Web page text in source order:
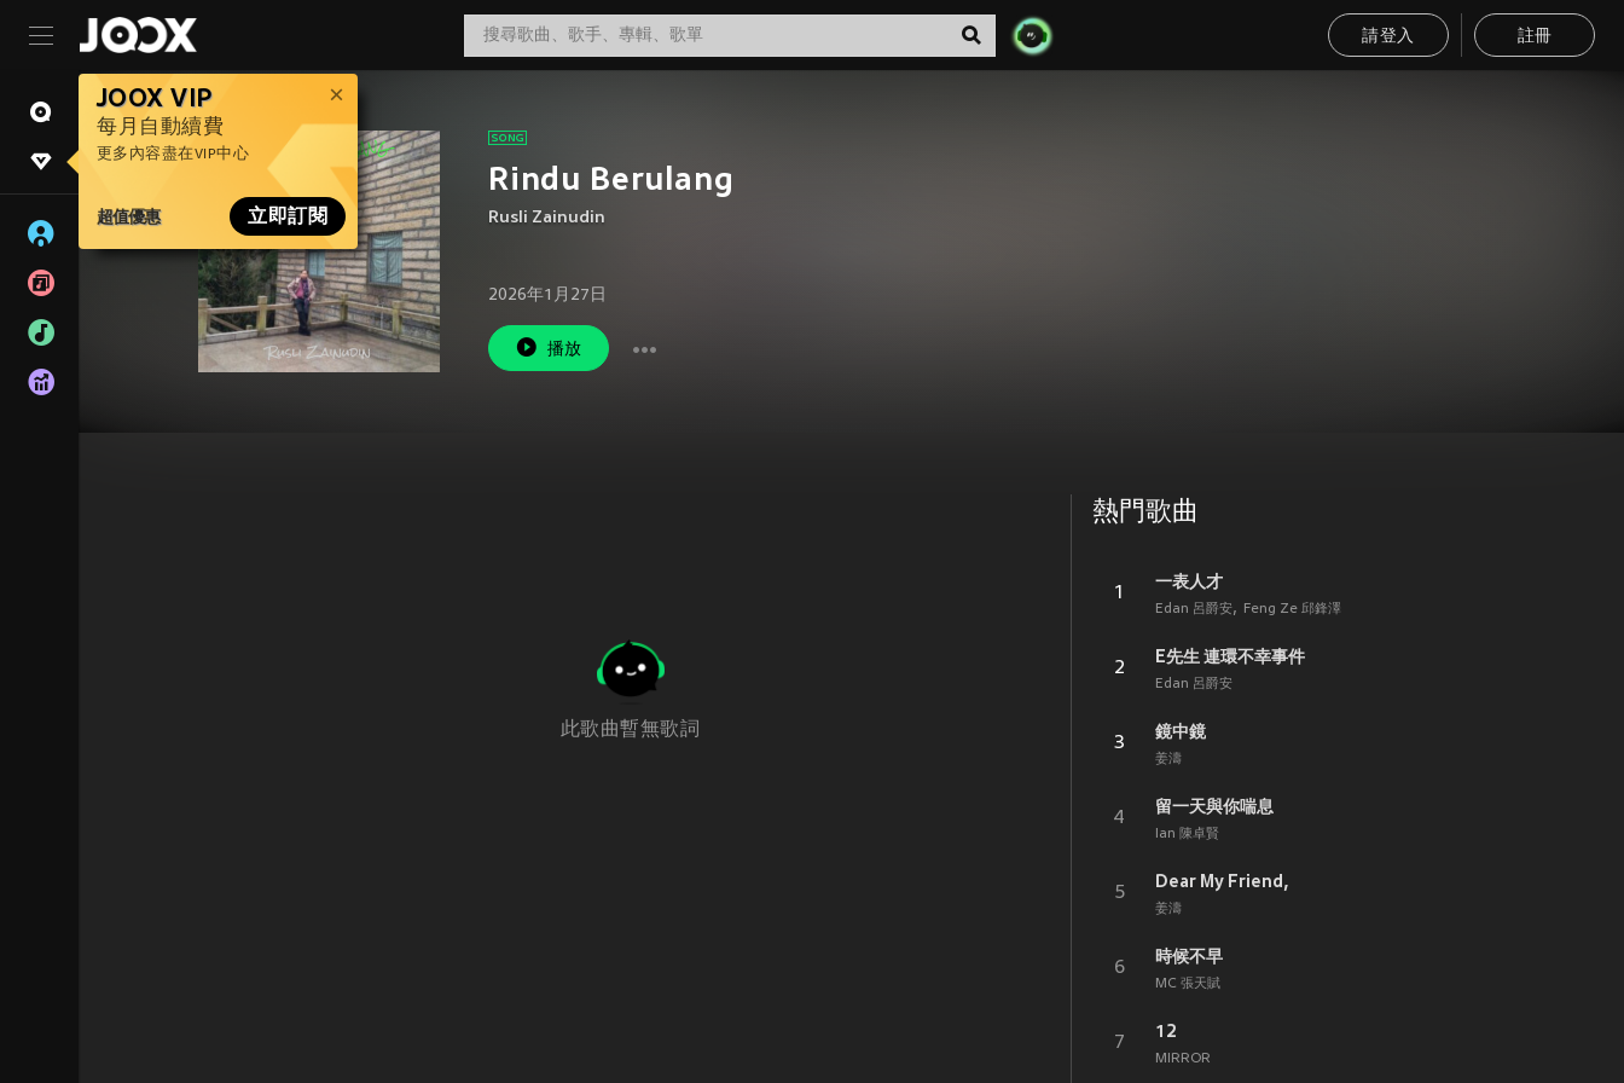
請登入 註冊
JOOX VIP
每月自動續費
更多內容盡在VIP中心
超值優惠 立即訂閱
Rindu Berulang
Rusli Zainudin
2026年1月27日
播放
此歌曲暫無歌詞
熱門歌曲
1
一表人才
Edan 呂爵安 Feng Ze 邱鋒澤
2
E先生 連環不幸事件
Edan 呂爵安
3
鏡中鏡
姜濤
4
留一天與你喘息
Ian 陳卓賢
5
Dear My Friend,
姜濤
6
時候不早
MC 張天賦
7
12
MIRROR